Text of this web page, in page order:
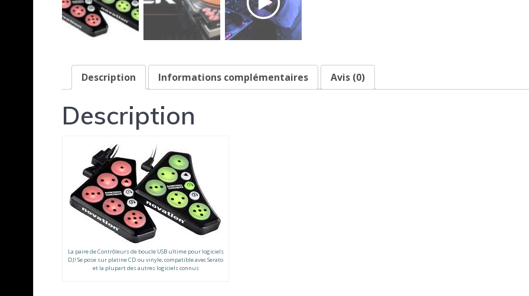
Description Informations complémentaires Avis (0)
Description
La paire de Contrôleurs de boucle USB ultime pour logiciels
DJ! Se pose sur platine CD ou vinyle, compatible avec Serato
et la plupart des autres logiciels connus